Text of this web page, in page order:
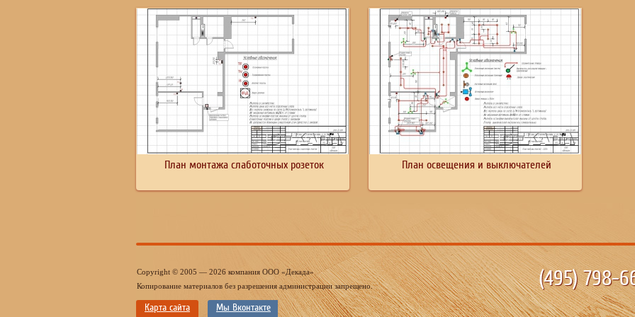
План монтажа слаботочных розеток План освещения и выключателей
Copyright © 2005 — 2026 компания ООО «Декада»
Копирование материалов без разрешения администрации запрещено.
(495)798-
Карта сайта Мы Вконтакте